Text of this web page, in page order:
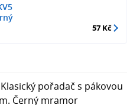
57 Kč
pořadač s pákovou
Černý mramor